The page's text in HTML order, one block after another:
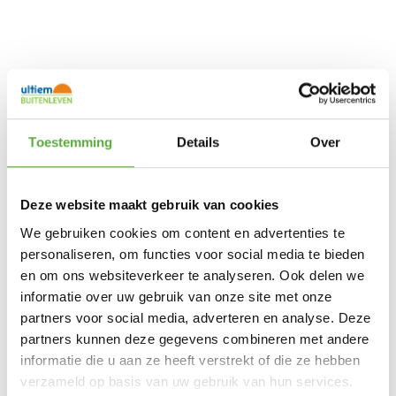
Toestemming Details Over
Deze website maakt gebruik van cookies
We gebruiken cookies om content en advertenties te
personaliseren, om functies voor social media te bieden
en om ons websiteverkeer te analyseren. Ook delen we
informatie over uw gebruik van onze site met onze
partners voor social media, adverteren en analyse. Deze
partners kunnen deze gegevens combineren met andere
informatie die u aan ze heeft verstrekt of die ze hebben
verzameld op basis van uw gebruik van hun services.
Ultiem Buitenleven prijs:
€169,00
Gratis verzending vanaf €250,-*
Achteraf betalen mogelijk